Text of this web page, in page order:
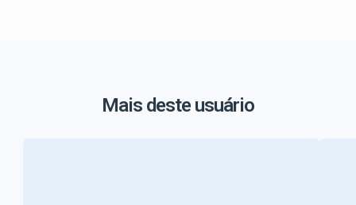
Mais deste usuário